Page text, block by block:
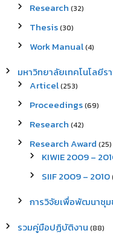
Research (32)
Thesis(30)
Work Manual(4)
มหาวิทยาลัยเทคโนโลยี
Articel(253)
Proceedings(69)
Research (42)
Research Award (25)
KIWIE 2009 –
SIIF 2009 – 2010
การวิจัยเพื่อพัฒนาชุ
รวมคู่มือปฏิบัติงาน (88)